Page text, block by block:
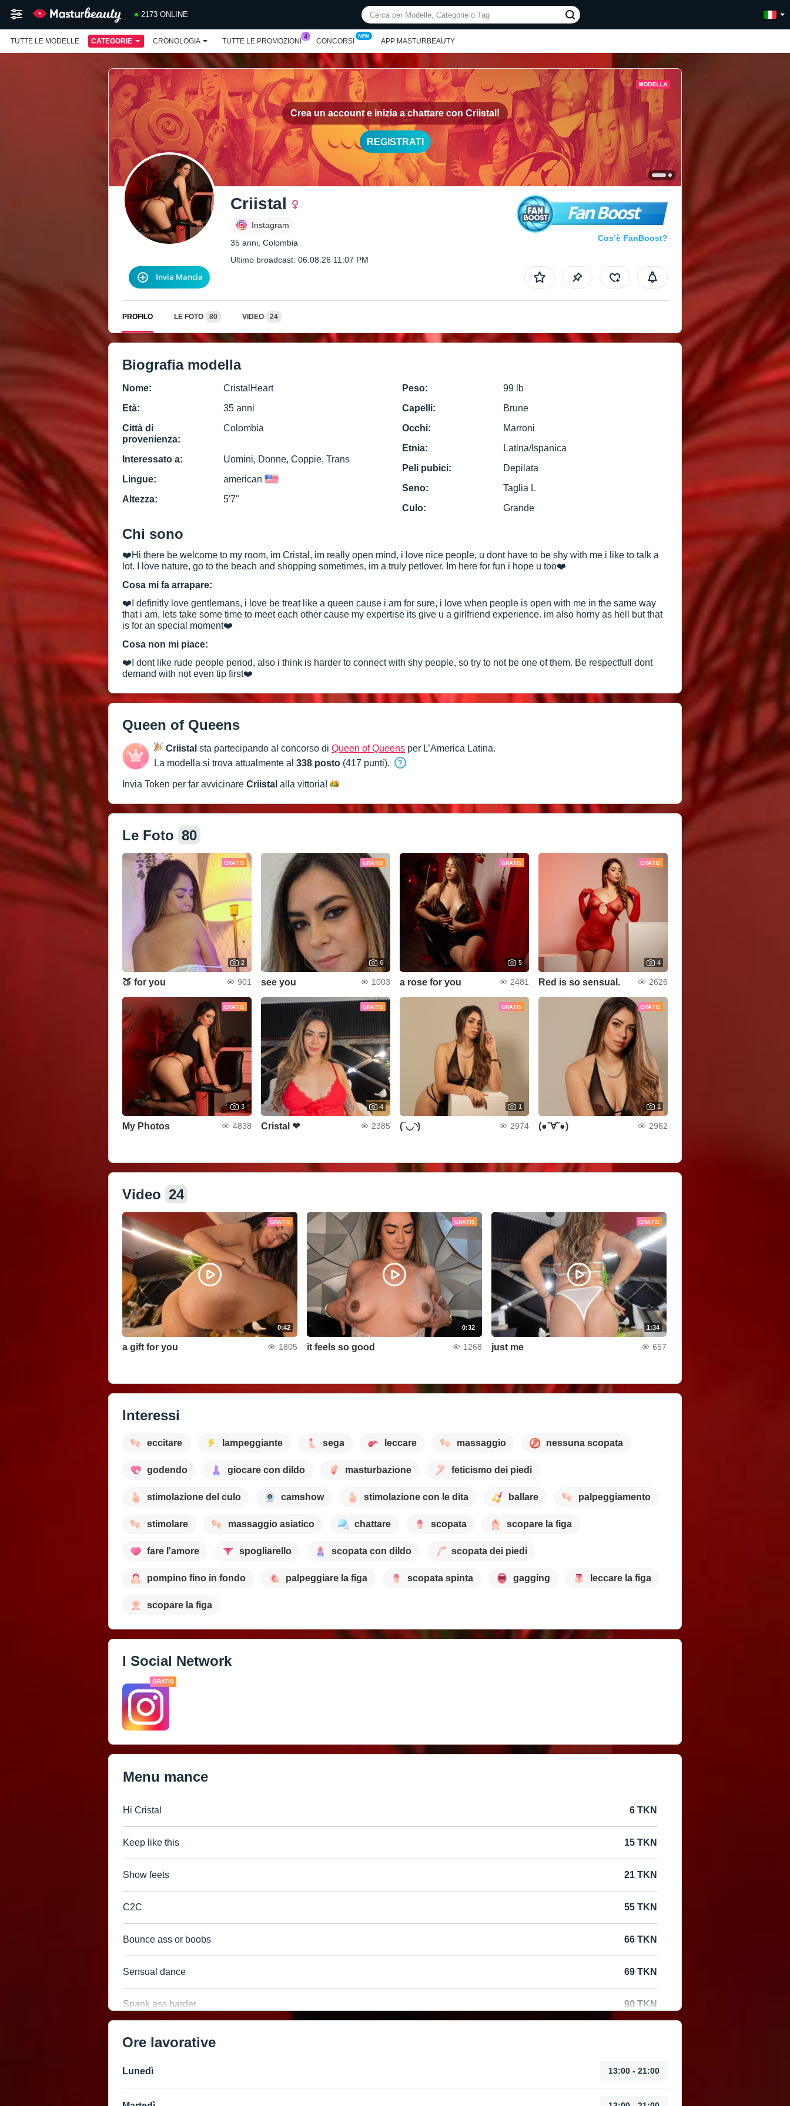
2173 ONLINE
TUTTE LE MODELLE CATEGORIE CRONOLOGIA TUTTE LE PROMOZIONI CONCORSI APP MASTURBEAUTY
Crea un account e inizia a chattare con Criistal!
REGISTRATI
Criistal
Instagram
35 anni, Colombia
Ultimo broadcast: 06.08.26 11:07 PM
Fan Boost
Cos’è FanBoost?
Invia Mancia
PROFILO LE FOTO 80 VIDEO 24
Biografia modella
Nome:
CristalHeart
Età:
35 anni
Città di
provenienza:
Colombia
Interessato a:
Uomini, Donne, Coppie, Trans
Lingue:
american
Altezza: 5'7"
Peso:
99 lb
Capelli:
Brune
Occhi:
Marroni
Etnia:
Latina/Ispanica
Peli pubici:
Depilata
Seno:
Taglia L
Culo:
Grande
Chi sono
❤️Hi there be welcome to my room, im Cristal, im really open mind, i love nice people, u dont have to be shy with me i like to talk a
lot. I love nature, go to the beach and shopping sometimes, im a truly petlover. Im here for fun i hope u too❤️
Cosa mi fa arrapare:
❤️I definitly love gentlemans, i love be treat like a queen cause i am for sure, i love when people is open with me in the same way
that i am, lets take some time to meet each other cause my expertise its give u a girlfriend experience. im also horny as hell but that
is for an special moment❤️
Cosa non mi piace:
❤️I dont like rude people period, also i think is harder to connect with shy people, so try to not be one of them. Be respectfull dont
demand with not even tip first❤️
Queen of Queens
Criistal sta partecipando al concorso di Queen of Queens per L’America Latina.
La modella si trova attualmente al 338 posto (417 punti).
Invia Token per far avvicinare Criistal alla vittoria!
Le Foto 80
GRATIS
2
🍑 for you 901
GRATIS
6
see you 1003
GRATIS
5
a rose for you 2481
GRATIS
4
Red is so sensual. 2626
GRATIS
3
My Photos 4838
GRATIS
4
Cristal ❤ 2385
GRATIS
1
(‾◡◝) 2974
GRATIS
1
(●ˇ∀ˇ●) 2962
Video 24
GRATIS
0:42
a gift for you 1805
GRATIS
0:32
it feels so good 1268
GRATIS
1:34
just me 657
Interessi
eccitare lampeggiante sega leccare massaggio nessuna scopata
godendo giocare con dildo masturbazione feticismo dei piedi
stimolazione del culo camshow stimolazione con le dita ballare palpeggiamento
stimolare massaggio asiatico chattare scopata scopare la figa
fare l'amore spogliarello scopata con dildo scopata dei piedi
pompino fino in fondo palpeggiare la figa scopata spinta gagging leccare la figa
scopare la figa
I Social Network
GRATIS
Menu mance
Hi Cristal 6 TKN
Keep like this 15 TKN
Show feets 21 TKN
C2C 55 TKN
Bounce ass or boobs 66 TKN
Sensual dance 69 TKN
Spank ass harder 90 TKN
Ore lavorative
Lunedì 13:00 - 21:00